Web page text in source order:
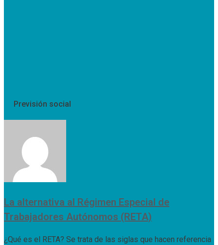
Previsión social
La alternativa al Régimen Especial de
Trabajadores Autónomos (RETA)
¿Qué es el RETA? Se trata de las siglas que hacen referencia